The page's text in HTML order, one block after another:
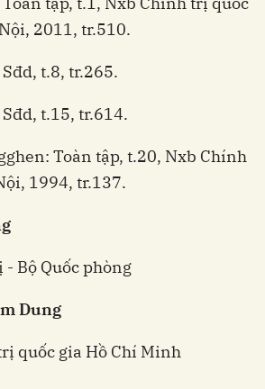
2011, tr.510.
t.8, tr.265.
t.15, tr.614.
Toàn tập, t.20, Nxb Chính
1994, tr.137.
Bộ Quốc phòng
Dung
quốc gia Hồ Chí Minh